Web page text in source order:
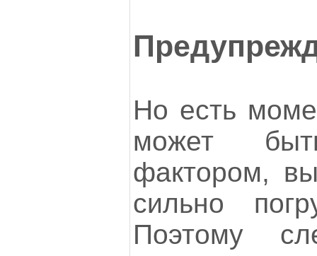
Но есть
может
фактором,
сильно
Поэтому